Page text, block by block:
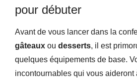
pour débuter
Avant de vous lancer dans la
gâteaux ou desserts, il est
quelques équipements de base.
incontournables qui vous aideront